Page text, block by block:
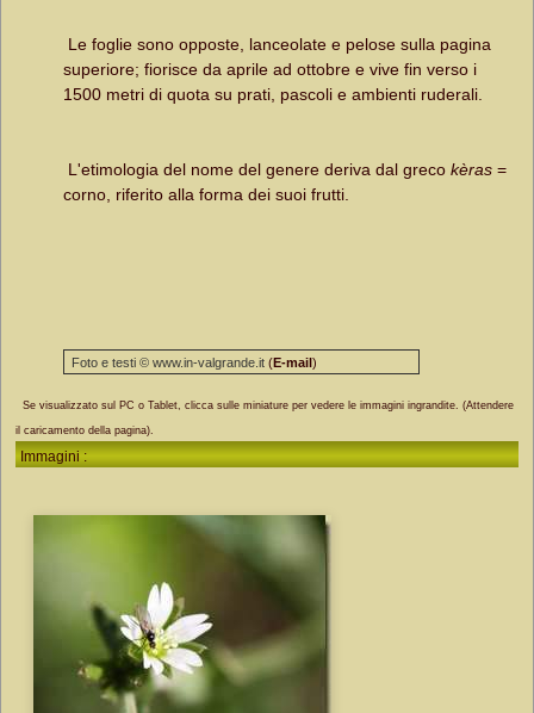
Le foglie sono opposte, lanceolate e pelose sulla pagina
superiore; fiorisce da aprile ad ottobre e vive fin verso i
1500 metri di quota su prati, pascoli e ambienti ruderali.
L'etimologia del nome del genere deriva dal greco kèras =
corno, riferito alla forma dei suoi frutti.
Foto e testi © www.in-valgrande.it (E-mail )
Se visualizzato sul PC o Tablet, clicca sulle miniature per vedere le immagini ingrandite. (Attendere
il caricamento della pagina).
Immagini :